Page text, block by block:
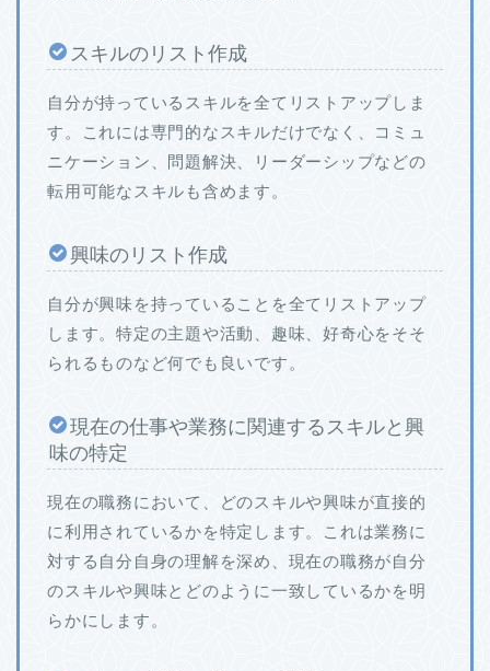
スキルのリスト作成
自分が持っているスキルを全てリストアップしま
す。これには専門的なスキルだけでなく、コミュ
ニケーション、問題解決、リーダーシップなどの
転用可能なスキルも含めます。
興味のリスト作成
自分が興味を持っていることを全てリストアップ
します。特定の主題や活動、趣味、好奇心をそそ
られるものなど何でも良いです。
現在の仕事や業務に関連するスキルと興
味の特定
現在の職務において、どのスキルや興味が直接的
に利用されているかを特定します。これは業務に
対する自分自身の理解を深め、現在の職務が自分
のスキルや興味とどのように一致しているかを明
らかにします。